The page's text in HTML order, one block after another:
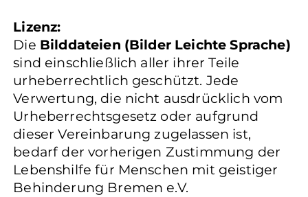
Lizenz:
Die Bilddateien (Bilder Leichte Sprache)
sind einschließlich aller ihrer Teile
urheberrechtlich geschützt. Jede
Verwertung, die nicht ausdrücklich vom
Urheberrechtsgesetz oder aufgrund
dieser Vereinbarung zugelassen ist,
bedarf der vorherigen Zustimmung der
Lebenshilfe für Menschen mit geistiger
Behinderung Bremen e.V.